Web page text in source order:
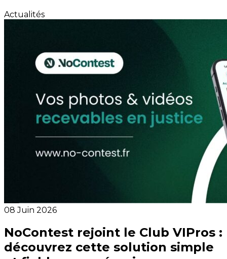
Actualités
08 Juin 2026
NoContest rejoint le Club VIPros :
découvrez cette solution simple